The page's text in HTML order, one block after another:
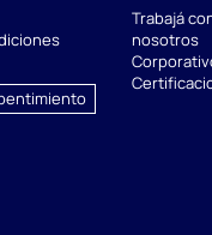
Trabajá
nosotros